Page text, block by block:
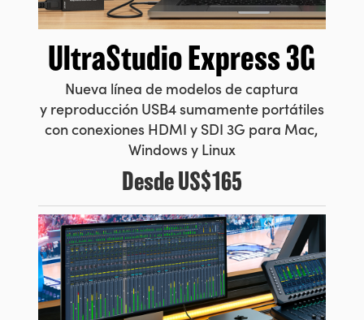
UltraStudio Express 3G
Nueva línea de modelos de captura
y reproducción USB4 sumamente portátiles
con conexiones HDMI y SDI 3G para Mac,
Windows y Linux
DesdeUS$165